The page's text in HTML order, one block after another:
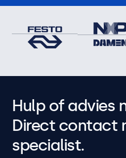
Hulp of advies
Direct contact
specialist.